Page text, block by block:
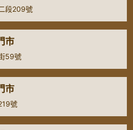
段209號
市
59號
市
號